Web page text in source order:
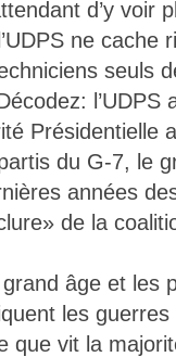
d’y voir
ne cache
seuls
l’UDPS
Présidentielle
du G-7, le
années
de la
grand âge et les
les
que vit la